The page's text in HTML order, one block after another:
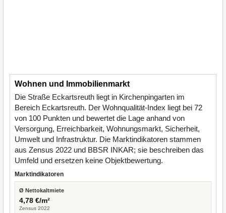
Wohnen und Immobilienmarkt
Die Straße Eckartsreuth liegt in Kirchenpingarten im
Bereich Eckartsreuth. Der Wohnqualität-Index liegt bei 72
von 100 Punkten und bewertet die Lage anhand von
Versorgung, Erreichbarkeit, Wohnungsmarkt, Sicherheit,
Umwelt und Infrastruktur. Die Marktindikatoren stammen
aus Zensus 2022 und BBSR INKAR; sie beschreiben das
Umfeld und ersetzen keine Objektbewertung.
Marktindikatoren
Ø Nettokaltmiete
4,78 €/m²
Zensus 2022